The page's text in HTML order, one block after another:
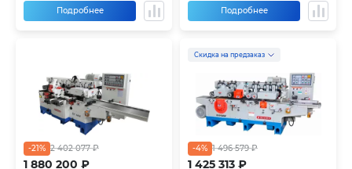
Подробнее Подробнее
1 880 200 ₽
2 402 077 ₽
-21%
Скидка на предзаказ
1 425 313 ₽
1 496 579 ₽
-4%